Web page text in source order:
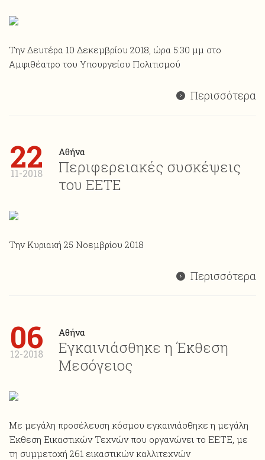
Την Δευτέρα 10 Δεκεμβρίου 2018, ώρα 5:30 μμ στο
Αμφιθέατρο του Υπουργείου Πολιτισμού
Περισσότερα
22
11-2018
Αθήνα
Περιφερειακές συσκέψεις
του ΕΕΤΕ
Την Κυριακή 25 Νοεμβρίου 2018
Περισσότερα
06
12-2018
Αθήνα
Εγκαινιάσθηκε η Έκθεση
Μεσόγειος
Με μεγάλη προσέλευση κόσμου εγκαινιάσθηκε η μεγάλη
Έκθεση Εικαστικών Τεχνών που οργανώνει το ΕΕΤΕ, με
τη συμμετοχή 261 εικαστικών καλλιτεχνών